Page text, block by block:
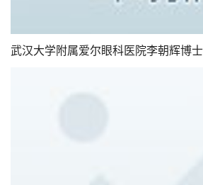
武汉大学附属爱尔眼科医院李朝辉博